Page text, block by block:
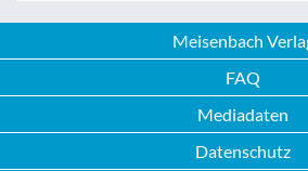
Meisenbach
FAQ
Mediadaten
Datenschutz